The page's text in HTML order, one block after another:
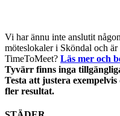
Vi har ännu inte anslutit
möteslokaler i Sköndal och är
TimeToMeet? Läs mer och
Tyvärr finns inga
Testa att justera
fler resultat.